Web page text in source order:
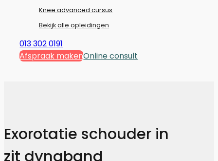
Knee advanced cursus
Bekijk alle opleidingen
013 302 0191
Afspraak makenOnline consult
Exorotatie schouder in
zit dynaband